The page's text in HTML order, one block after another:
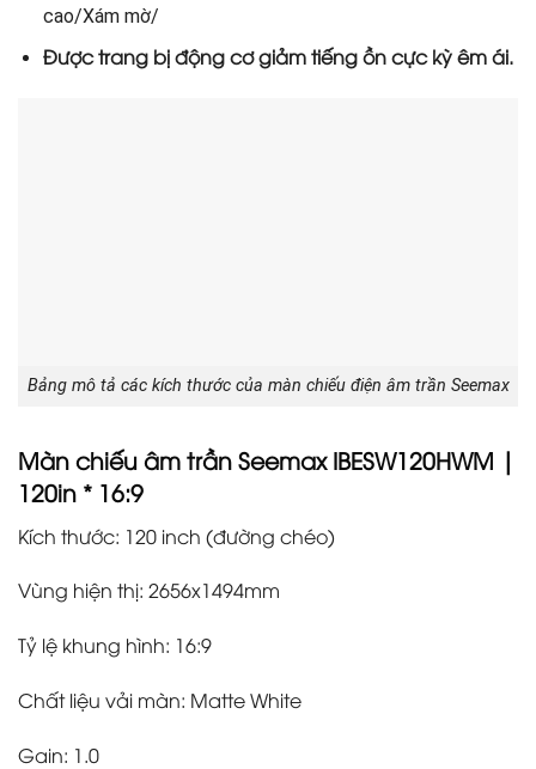
cao/Xám mờ/
Được trang bị động cơ giảm tiếng ồn cực kỳ êm ái.
Bảng mô tả các kích thước của màn chiếu điện âm trần Seemax
Màn chiếu âm trần Seemax IBESW120HWM |
120in * 16:9
Kích thước: 120 inch (đường chéo)
Vùng hiện thị: 2656x1494mm
Tỷ lệ khung hình: 16:9
Chất liệu vải màn: Matte White
Gain: 1.0